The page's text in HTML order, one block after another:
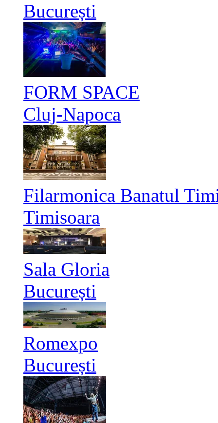
București
FORM SPACE
Cluj-Napoca
Filarmonica Banatul
Timisoara
Sala Gloria
București
Romexpo
București